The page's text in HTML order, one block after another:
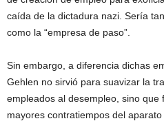
caída de la dictadura nazi. Sería
como la “empresa de paso”.
Sin embargo, a diferencia dichas
Gehlen no sirvió para suavizar la
empleados al desempleo, sino que
mayores contratiempos del